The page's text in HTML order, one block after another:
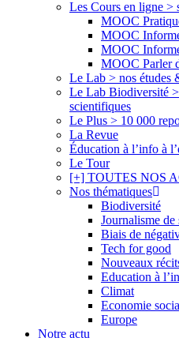
Les Cours en ligne >
MOOC
MOOC
MOOC
MOOC Parler
Le Lab > nos études
Le Lab Biodiversité
scientifiques
Le Plus > 10 000
La Revue
Éducation à l’info à
Le Tour
[+] TOUTES NOS
Nos thématiques
Biodiversité
Journalisme de
Biais de
Tech for good
Nouveaux
Education à
Climat
Economie
Europe
Notre actu